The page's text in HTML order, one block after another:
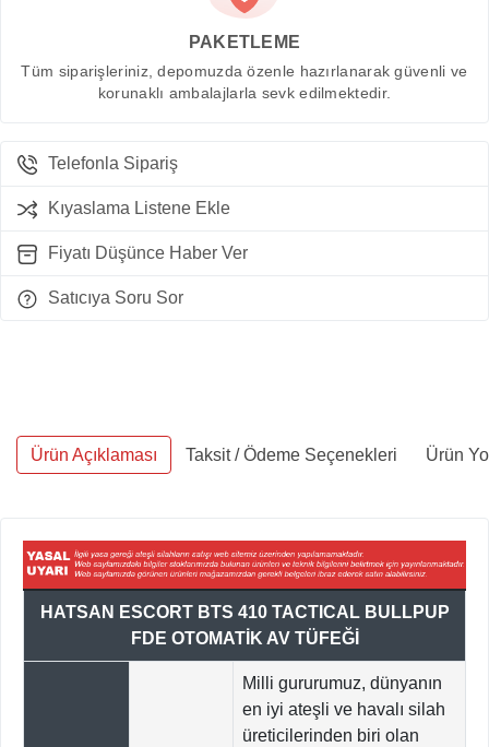
PAKETLEME
Tüm siparişleriniz, depomuzda özenle hazırlanarak güvenli ve
korunaklı ambalajlarla sevk edilmektedir.
Telefonla Sipariş
Kıyaslama Listene Ekle
Fiyatı Düşünce Haber Ver
Satıcıya Soru Sor
Ürün Açıklaması Taksit / Ödeme Seçenekleri Ürün
HATSAN ESCORT BTS 410 TACTICAL BULLPUP
FDE OTOMATİK AV TÜFEĞİ
Milli gururumuz, dünyanın
en iyi ateşli ve havalı silah
üreticilerinden biri olan